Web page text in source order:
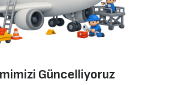
Güncelliyoruz